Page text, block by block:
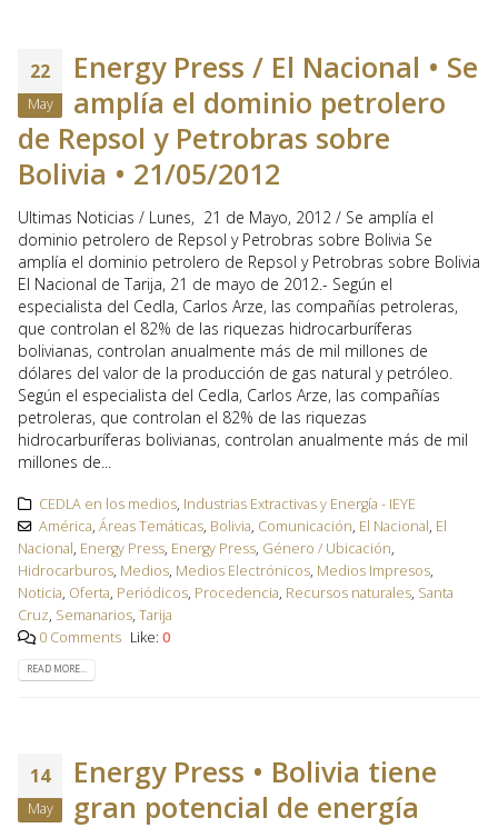
22
May
Energy Press / El Nacional • Se
amplía el dominio petrolero
de Repsol y Petrobras sobre
Bolivia • 21/05/2012
Ultimas Noticias / Lunes, 21 de Mayo, 2012 / Se amplía el
dominio petrolero de Repsol y Petrobras sobre Bolivia Se
amplía el dominio petrolero de Repsol y Petrobras sobre Bolivia
El Nacional de Tarija, 21 de mayo de 2012.- Según el
especialista del Cedla, Carlos Arze, las compañías petroleras,
que controlan el 82% de las riquezas hidrocarburíferas
bolivianas, controlan anualmente más de mil millones de
dólares del valor de la producción de gas natural y petróleo.
Según el especialista del Cedla, Carlos Arze, las compañías
petroleras, que controlan el 82% de las riquezas
hidrocarburíferas bolivianas, controlan anualmente más de mil
millones de...
CEDLA en los medios, Industrias Extractivas y Energía - IEYE
América, Áreas Temáticas, Bolivia, Comunicación, El Nacional, El
Nacional, Energy Press, Energy Press, Género / Ubicación,
Hidrocarburos, Medios, Medios Electrónicos, Medios Impresos,
Noticia, Oferta, Periódicos, Procedencia, Recursos naturales, Santa
Cruz, Semanarios, Tarija
0 Comments Like: 0
READ MORE...
14
May
Energy Press • Bolivia tiene
gran potencial de energía